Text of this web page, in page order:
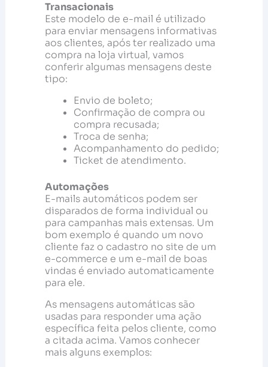
Transacionais
Este modelo de e-mail é utilizado
para enviar mensagens informativas
aos clientes, após ter realizado uma
compra na loja virtual, vamos
conferir algumas mensagens deste
tipo:
Envio de boleto;
Confirmação de compra ou
compra recusada;
Troca de senha;
Acompanhamento do pedido;
Ticket de atendimento.
Automações
E-mails automáticos podem ser
disparados de forma individual ou
para campanhas mais extensas. Um
bom exemplo é quando um novo
cliente faz o cadastro no site de um
e-commerce e um e-mail de boas
vindas é enviado automaticamente
para ele.
As mensagens automáticas são
usadas para responder uma ação
específica feita pelos cliente, como
a citada acima. Vamos conhecer
mais alguns exemplos: